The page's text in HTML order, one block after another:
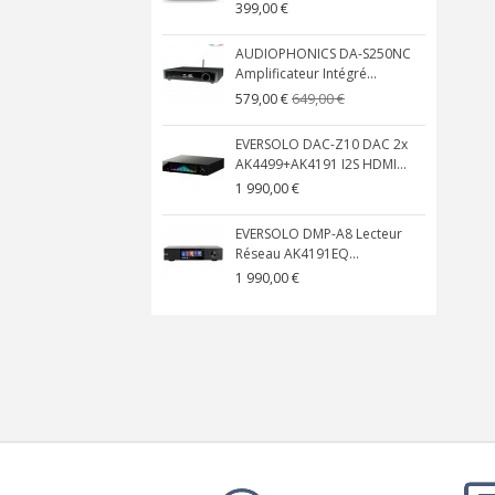
399,00 €
AUDIOPHONICS DA-S250NC
Amplificateur Intégré...
579,00 €649,00 €
EVERSOLO DAC-Z10 DAC 2x
AK4499+AK4191 I2S HDMI...
1 990,00 €
EVERSOLO DMP-A8 Lecteur
Réseau AK4191EQ...
1 990,00 €